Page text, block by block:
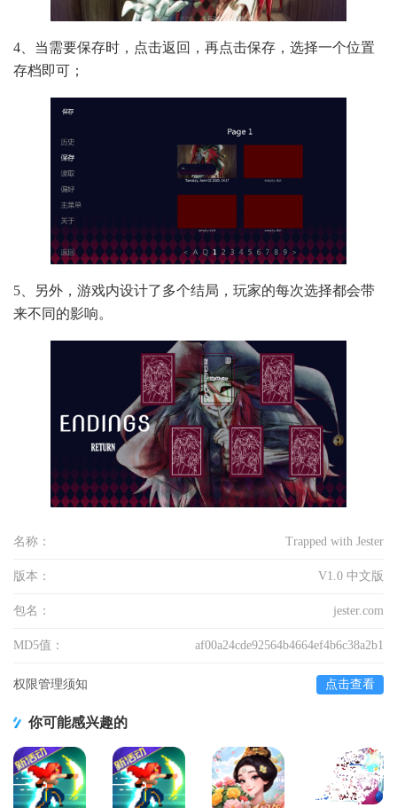
4、当需要保存时，点击返回，再点击保存，选择一个位置
存档即可；
5、另外，游戏内设计了多个结局，玩家的每次选择都会带
来不同的影响。
名称： Trapped with Jester
版本： V1.0 中文版
包名： jester.com
MD5值： af00a24cde92564b4664ef4b6c38a2b1
权限管理须知 点击查看
你可能感兴趣的